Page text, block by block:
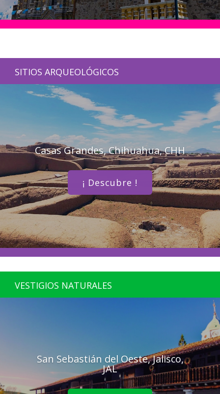
SITIOS ARQUEOLÓGICOS
Casas Grandes, Chihuahua, CHH
¡ Descubre !
VESTIGIOS NATURALES
San Sebastián del Oeste, Jalisco,
JAL